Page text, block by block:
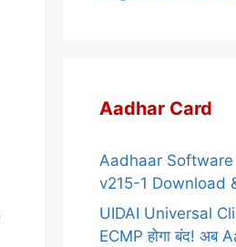
Aadhar Card
Aadhaar Software
v215-1 Download
UIDAI Universal
ECMP होगा बंद! अब